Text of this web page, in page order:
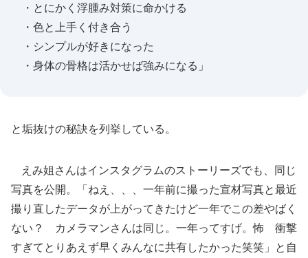
・とにかく浮腫み対策に命かける
・色と上手く付き合う
・シンプルが好きになった
・身体の骨格は活かせば強みになる」
と垢抜けの秘訣を列挙している。
えみ姐さんはインスタグラムのストーリーズでも、同じ
写真を公開。「ねえ、、、一年前に撮った宣材写真と最近
撮り直したデータが上がってきたけど一年でこの差やばく
ない？ カメラマンさんは同じ。一年ってすげ。怖 衝撃
すぎてとりあえず早くみんなに共有したかった笑笑」と自